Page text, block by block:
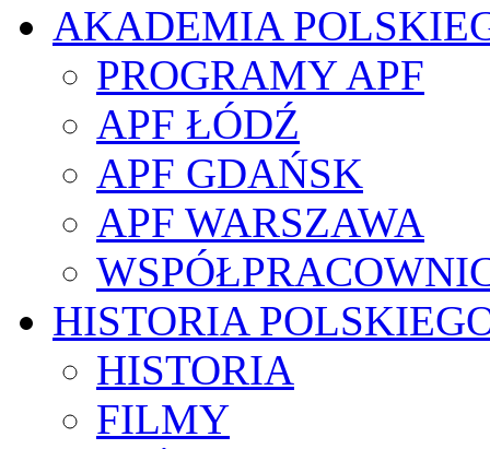
AKADEMIA
PROGRAMY APF
APF ŁÓDŹ
APF GDAŃSK
APF WARSZAWA
HISTORIA
HISTORIA
FILMY